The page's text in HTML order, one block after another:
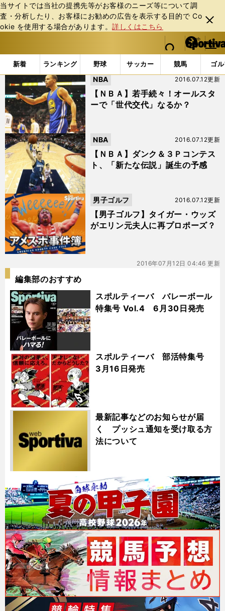
当サイトでは当社の提携先等がお客様のニーズ等について調
査・分析したり、お客様にお勧めの広告を表⽰する⽬的で Co
okie を使⽤する場合があります。詳しくはこちら
閉じ
る
web Sportiva (webスポルティーバ)
検索
マイペ
ー
ジ
メニュ
新着 ランキング 野球 サッカー 競馬 ゴ
b
ス
ル
テ
ィ
ー
バ
「#2月15日」の最新ニュース・ 情報
【ＮＢＡ】若手続々！オールスタ
ーで「世代交代」なるか？
2016.07.12更新
NBA
【ＮＢＡ】ダンク＆３Ｐコンテス
ト、「新たな伝説」誕生の予感
2016.07.12更新
NBA
【男子ゴルフ】タイガー・ウッズ
がエリン元夫人に再プロポーズ？
2016.07.12更新
男子ゴルフ
2016年07月12日 04:46 更新
編集部のおすすめ
スポルティーバ バレーボール
特集号 Vol.4 6月30日発売
スポルティーバ 部活特集号
3月16日発売
最新記事などのお知らせが届
く プッシュ通知を受け取る方
法について